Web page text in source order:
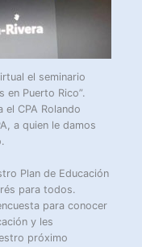
el seminario
en Puerto Rico”.
CPA Rolando
a quien le damos
Plan de Educación
para todos.
para conocer
y les
próximo